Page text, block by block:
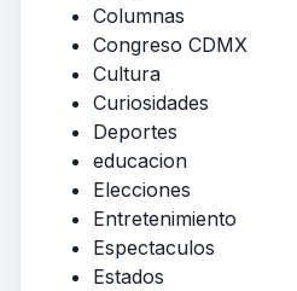
Columnas
Congreso CDMX
Cultura
Curiosidades
Deportes
educacion
Elecciones
Entretenimiento
Espectaculos
Estados